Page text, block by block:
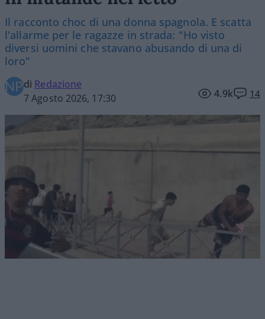
Il racconto choc di una donna spagnola. E scatta
l'allarme per le ragazze in strada: "Ho visto
diversi uomini che stavano abusando di una di
loro"
di Redazione
7 Agosto 2026, 17:30
4.9k 14